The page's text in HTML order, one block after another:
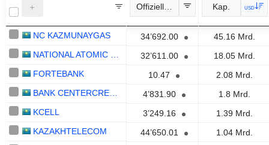
Offizieller Kurs Kap. USD
NC KAZMUNAYGAS 34’692.00
45.16 Mrd.
32’611.00
18.05 Mrd.
FORTEBANK
10.47
2.08 Mrd.
4’831.90
1.8 Mrd.
KCELL
3’249.16
1.39 Mrd.
KAZAKHTELECOM
44’650.01
1.04 Mrd.